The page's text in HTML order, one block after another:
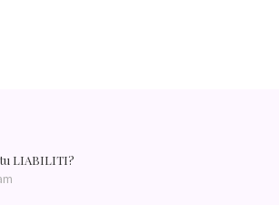
LIABILITI?